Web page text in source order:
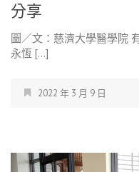
分享
圖／文：慈濟大學醫學院
永恆 […]
2022 年 3 月 9 日